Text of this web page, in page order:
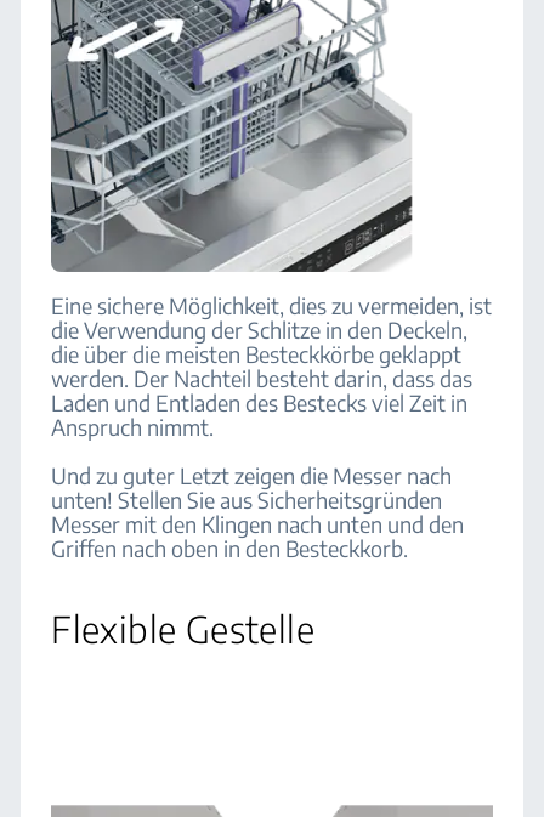
Eine sichere Möglichkeit, dies zu vermeiden, ist
die Verwendung der Schlitze in den Deckeln,
die über die meisten Besteckkörbe geklappt
werden. Der Nachteil besteht darin, dass das
Laden und Entladen des Bestecks viel Zeit in
Anspruch nimmt.
Und zu guter Letzt zeigen die Messer nach
unten! Stellen Sie aus Sicherheitsgründen
Messer mit den Klingen nach unten und den
Griffen nach oben in den Besteckkorb.
Flexible Gestelle